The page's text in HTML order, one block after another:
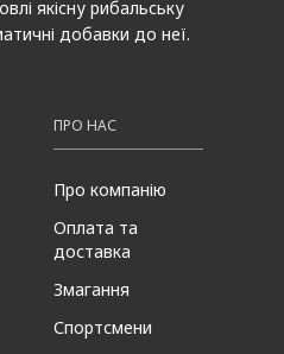
якісну рибальську
добавки до неї.
ПРО НАС
Про компанію
Оплата та
доставка
Змагання
Спортсмени